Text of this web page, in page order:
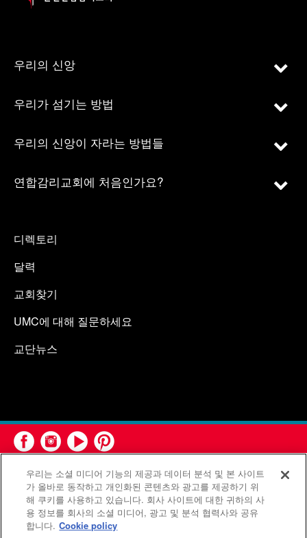
우리의 신앙
우리가 섬기는 방법
우리의 신앙이 자라는 방법들
연합감리교회에 처음인가요?
디렉토리
달력
교회찾기
UMC에 대해 질문하세요
교단뉴스
연합감리교회 공보부(United Methodist Communications)는 연
합감리교회의 기관입니다.
우리는 소셜 미디어 기능의 제공과 데이터 분석 및 본 사이트
가 올바로 동작하고 개인화된 콘텐츠와 광고를 제공하기 위
해 쿠키를 사용하고 있습니다. 회사 사이트에 대한 귀하의 사
용 정보를 회사의 소셜 미디어, 광고 및 분석 협력사와 공유
합니다. Cookie policy